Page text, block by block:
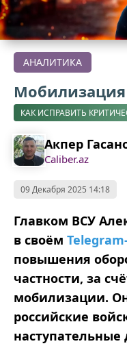
АНАЛИТИКА
КАК ИСПРАВИТЬ
Акпер
Caliber.az
09 Декабря 2025 14:18
Главком ВСУ
в своём
повышения
частности, за
мобилизации.
российские
наступательные